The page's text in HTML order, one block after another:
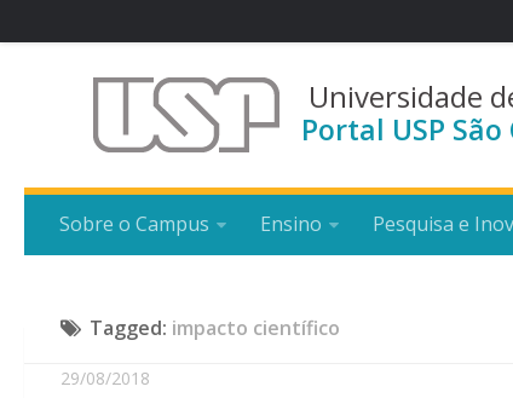
Universidade
Portal USP São
Sobre o Campus Ensino Pesquisa e
Tagged: impacto científico
29/08/2018